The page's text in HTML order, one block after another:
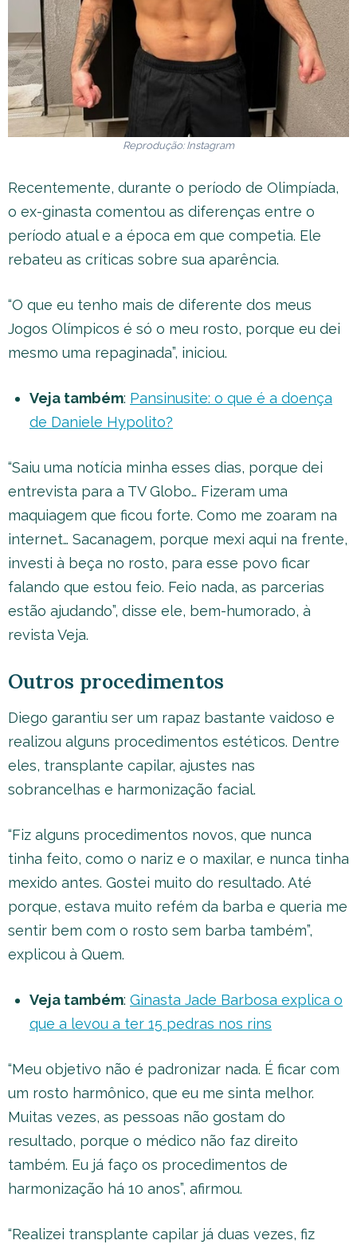
Reprodução: Instagram
Recentemente, durante o período de Olimpíada,
o ex-ginasta comentou as diferenças entre o
período atual e a época em que competia. Ele
rebateu as críticas sobre sua aparência.
“O que eu tenho mais de diferente dos meus
Jogos Olímpicos é só o meu rosto, porque eu dei
mesmo uma repaginada”, iniciou.
Veja também: Pansinusite: o que é a doença
de Daniele Hypolito?
“Saiu uma notícia minha esses dias, porque dei
entrevista para a TV Globo… Fizeram uma
maquiagem que ficou forte. Como me zoaram na
internet… Sacanagem, porque mexi aqui na frente,
investi à beça no rosto, para esse povo ficar
falando que estou feio. Feio nada, as parcerias
estão ajudando”, disse ele, bem-humorado, à
revista Veja.
Outros procedimentos
Diego garantiu ser um rapaz bastante vaidoso e
realizou alguns procedimentos estéticos. Dentre
eles, transplante capilar, ajustes nas
sobrancelhas e harmonização facial.
“Fiz alguns procedimentos novos, que nunca
tinha feito, como o nariz e o maxilar, e nunca tinha
mexido antes. Gostei muito do resultado. Até
porque, estava muito refém da barba e queria me
sentir bem com o rosto sem barba também”,
explicou à Quem.
Veja também: Ginasta Jade Barbosa explica o
que a levou a ter 15 pedras nos rins
“Meu objetivo não é padronizar nada. É ficar com
um rosto harmônico, que eu me sinta melhor.
Muitas vezes, as pessoas não gostam do
resultado, porque o médico não faz direito
também. Eu já faço os procedimentos de
harmonização há 10 anos”, afirmou.
“Realizei transplante capilar já duas vezes, fiz